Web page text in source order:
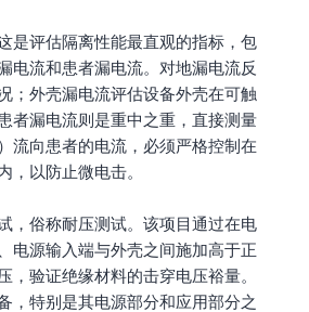
是评估隔离性能最直观的指标，包
电流和患者漏电流。对地漏电流反
；外壳漏电流评估设备外壳在可触
者漏电流则是重中之重，直接测量
流向患者的电流，必须严格控制在
，以防止微电击。
，俗称耐压测试。该项目通过在电
电源输入端与外壳之间施加高于正
，验证绝缘材料的击穿电压裕量。
，特别是其电源部分和应用部分之